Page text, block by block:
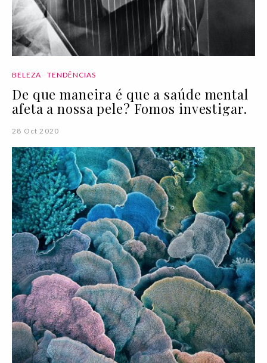
BELEZA TENDÊNCIAS
De que maneira é que a saúde mental
afeta a nossa pele? Fomos investigar.
28 Oct 2020